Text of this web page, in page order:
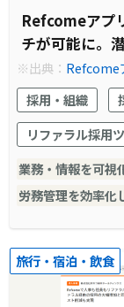
Refcomeアプ
チが可能に。
※出典： Refcome
が可能に。潜在層
カム) - リファラル
ービス
採用・組織
リファラル採用
業務・情報を可視
労務管理を効率化
旅行・宿泊・飲食